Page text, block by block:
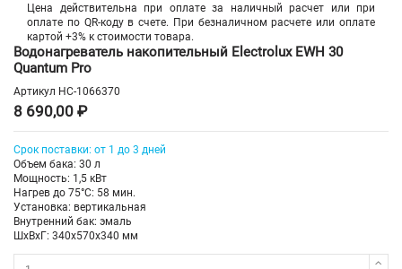
Цена действительна при оплате за наличный расчет или при
оплате по QR-коду в счете. При безналичном расчете или оплате
картой +3% к стоимости товара.
Водонагреватель накопительный Electrolux EWH 30
Quantum Pro
Артикул НС-1066370
8 690,00 ₽
Срок поставки: от 1 до 3 дней
Объем бака: 30 л
Мощность: 1,5 кВт
Нагрев до 75°С: 58 мин.
Установка: вертикальная
Внутренний бак: эмаль
ШхВхГ: 340х570х340 мм